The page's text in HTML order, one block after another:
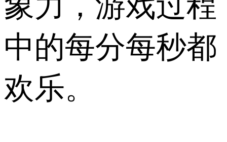
中的每分每秒都
欢乐。